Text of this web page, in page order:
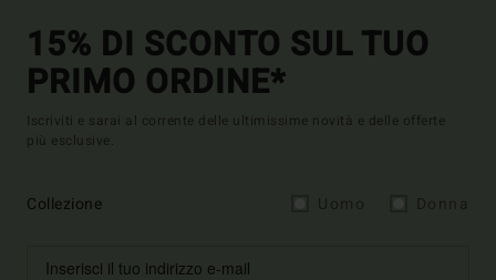
15% DI SCONTO SUL TUO
PRIMO ORDINE*
Iscriviti e sarai al corrente delle ultimissime novità e delle offerte
più esclusive.
Collezione